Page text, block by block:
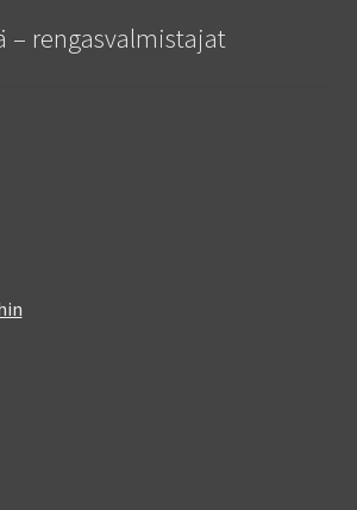
– rengasvalmistajat